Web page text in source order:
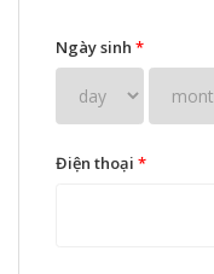
Ngày sinh *
Điện thoại *